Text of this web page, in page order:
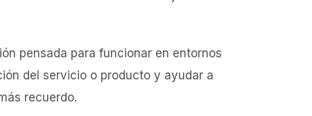
pensada para funcionar en entornos
del servicio o producto y ayudar a
recuerdo.